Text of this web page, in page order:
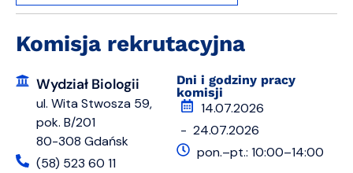
Komisja rekrutacyjna
Wydział Biologii
ul. Wita Stwosza 59,
pok. B/201
80-308 Gdańsk
(58) 523 60 11
Dni i godziny pracy
komisji
14.07.2026
- 24.07.2026
pon.–pt.: 10:00–14:00